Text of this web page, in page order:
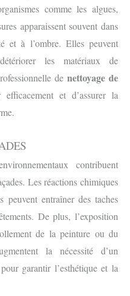
comme les algues,
apparaissent souvent dans
et à l’ombre. Elles peuvent
les matériaux de
de nettoyage de
et d’assurer la
contribuent
Les réactions chimiques
peuvent entraîner des taches
De plus, l’exposition
de la peinture ou du
la nécessité d’un
garantir l’esthétique et la